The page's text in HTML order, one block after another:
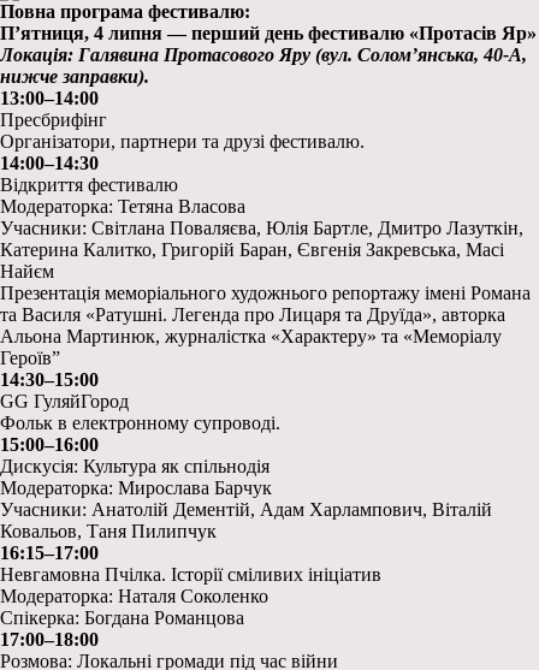
Повна програма фестивалю:
П’ятниця, 4 липня — перший день фестивалю «Протасів Яр»
Локація: Галявина Протасового Яру (вул. Солом’янська, 40-А,
нижче заправки).
13:00–14:00
Пресбрифінг
Організатори, партнери та друзі фестивалю.
14:00–14:30
Відкриття фестивалю
Модераторка: Тетяна Власова
Учасники: Світлана Поваляєва, Юлія Бартле, Дмитро Лазуткін,
Катерина Калитко, Григорій Баран, Євгенія Закревська, Масі
Найєм
Презентація меморіального художнього репортажу імені Романа
та Василя «Ратушні. Легенда про Лицаря та Друїда», авторка
Альона Мартинюк, журналістка «Характеру» та «Меморіалу
Героїв”
14:30–15:00
GG ГуляйГород
Фольк в електронному супроводі.
15:00–16:00
Дискусія: Культура як спільнодія
Модераторка: Мирослава Барчук
Учасники: Анатолій Дементій, Адам Харлампович, Віталій
Ковальов, Таня Пилипчук
16:15–17:00
Невгамовна Пчілка. Історії сміливих ініціатив
Модераторка: Наталя Соколенко
Спікерка: Богдана Романцова
17:00–18:00
Розмова: Локальні громади під час війни